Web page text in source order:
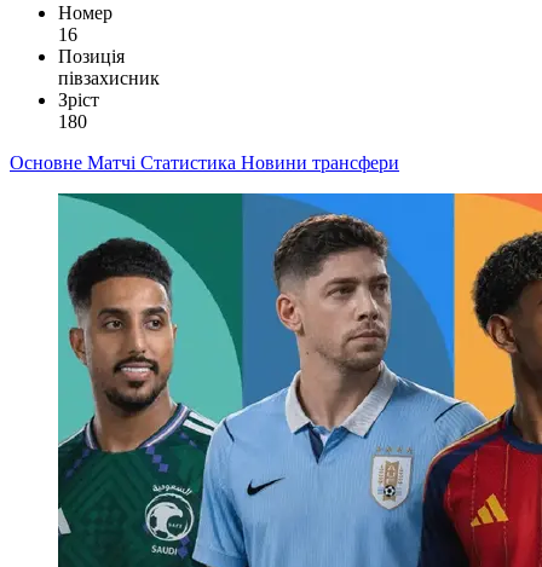
Номер
16
Позиція
півзахисник
Зріст
180
Основне Матчі Статистика Новини трансфери